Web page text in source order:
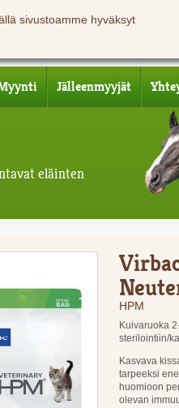
sivustoamme hyväksyt
Jälleenmyyjät
eläinten
HPM
Kuivaruoka
sterilointiin/
Kasvava
tarpeeksi
huomioon
olevan